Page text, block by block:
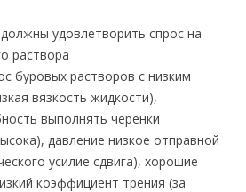
удовлетворить спрос на
раствора
буровых растворов с низким
вязкость жидкости),
выполнять черенки
давление низкое отправной
усилие сдвига), хорошие
коэффициент трения (за